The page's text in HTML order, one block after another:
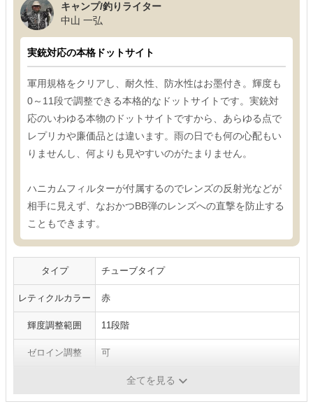
キャンプ/釣りライター
中山 一弘
実銃対応の本格ドットサイト
軍用規格をクリアし、耐久性、防水性はお墨付き。輝度も
0～11段で調整できる本格的なドットサイトです。実銃対
応のいわゆる本物のドットサイトですから、あらゆる点で
レプリカや廉価品とは違います。雨の日でも何の心配もい
りませんし、何よりも見やすいのがたまりません。
ハニカムフィルターが付属するのでレンズの反射光などが
相手に見えず、なおかつBB弾のレンズへの直撃を防止する
こともできます。
タイプ チューブタイプ
レティクルカラー 赤
輝度調整範囲 11段階
ゼロイン調整 可
全長112mm
全てを見る